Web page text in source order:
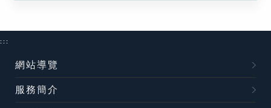
:::
網站導覽
服務簡介